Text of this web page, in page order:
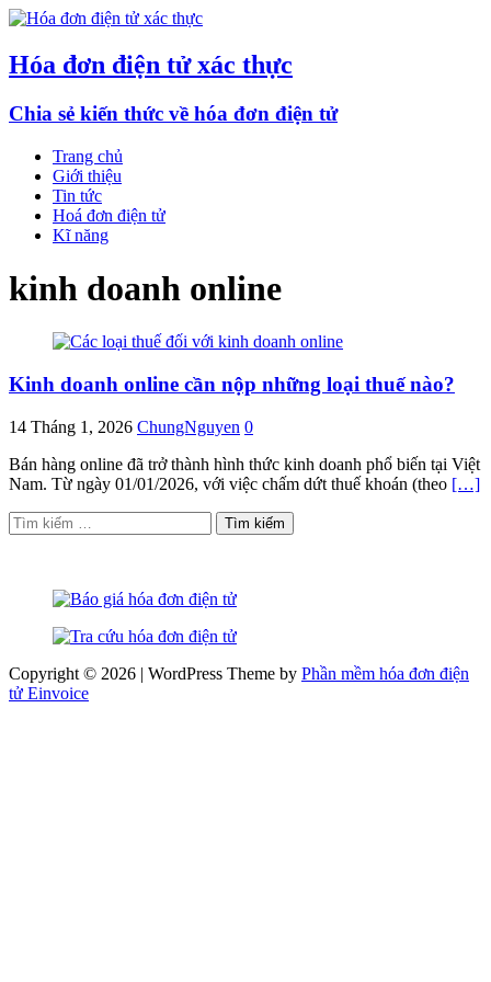
Hóa đơn điện tử xác thực
Chia sẻ kiến thức về hóa đơn điện tử
Trang chủ
Giới thiệu
Tin tức
Hoá đơn điện tử
Kĩ năng
kinh doanh online
Kinh doanh online cần nộp những loại thuế nào?
14 Tháng 1, 2026 ChungNguyen 0
Bán hàng online đã trở thành hình thức kinh doanh phổ biến tại Việt
Nam. Từ ngày 01/01/2026, với việc chấm dứt thuế khoán (theo […]
Tìm
kiếm
Copyright © 2026 | WordPress Theme by Phần mềm hóa đơn điện
tử Einvoice